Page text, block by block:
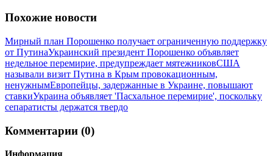
Похожие новости
Мирный план Порошенко получает ограниченную поддержку
от ПутинаУкраинский президент Порошенко объявляет
недельное перемирие, предупреждает мятежниковСША
называли визит Путина в Крым провокационным,
ненужнымЕвропейцы, задержанные в Украине, повышают
ставкиУкраина объявляет 'Пасхальное перемирие', поскольку
сепаратисты держатся твердо
Комментарии (0)